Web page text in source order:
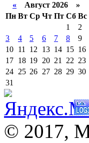
« Август 2026 »
Пн Вт Ср Чт Пт Сб Вс
1
2
3
4 5 6 7 8
9
10 11 12 13 14 15 16
17 18 19 20 21 22 23
24 25 26 27 28 29 30
31
© 2017,